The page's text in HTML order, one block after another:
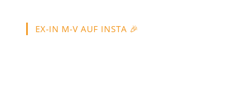
EMBED
EX-IN M-V AUF INSTA 🎉